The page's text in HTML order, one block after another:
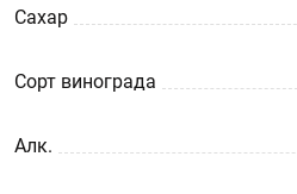
Сахар
Сорт винограда
Aлк.